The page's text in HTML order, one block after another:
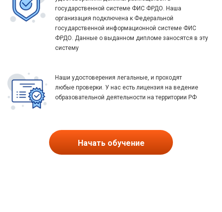
государственной системе ФИС ФРДО. Наша
организация подключена к Федеральной
государственной информационной системе ФИС
ФРДО. Данные о выданном дипломе заносятся в эту
систему
Наши удостоверения легальные, и проходят
любые проверки. У нас есть лицензия на ведение
образовательной деятельности на территории РФ
Начать обучение